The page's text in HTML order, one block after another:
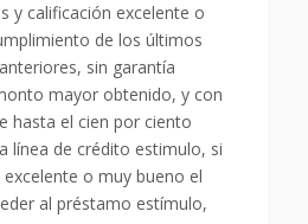
y calificación excelente o
de los últimos
sin garantía
mayor obtenido, y con
hasta el cien por ciento
línea de crédito estimulo, si
o muy bueno el
al préstamo estímulo,